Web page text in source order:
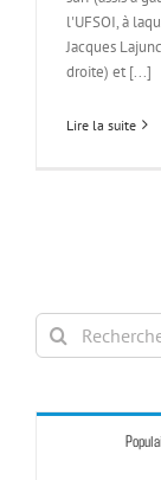
l'UFSOI, à
Jacques
droite) et [...]
Lire la suite
Rechercher: